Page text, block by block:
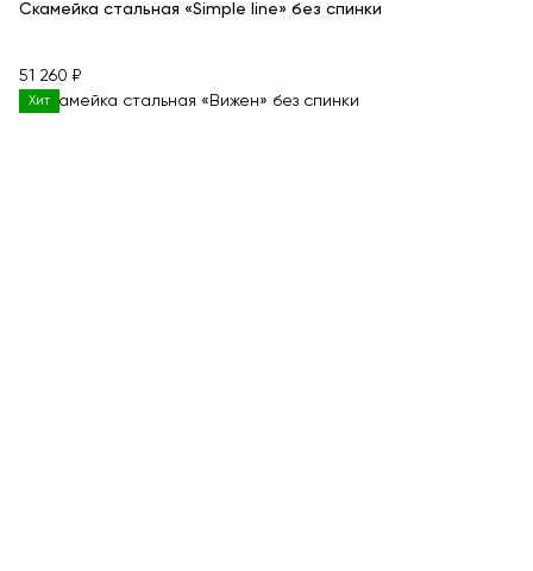
Скамейка стальная «Simple line» без спинки
51 260 ₽
Хит